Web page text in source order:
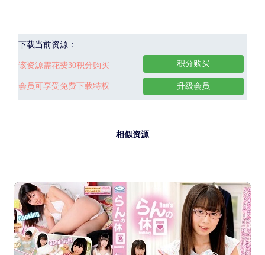
下载当前资源：
该资源需花费30积分购买
会员可享受免费下载特权
积分购买
升级会员
相似资源